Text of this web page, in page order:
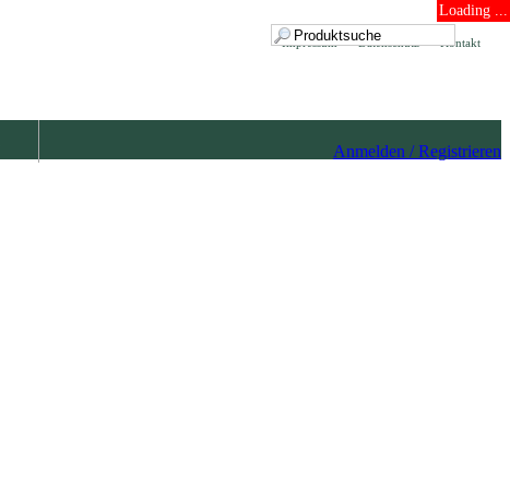
Loading ...
Kontakt
Datenschutz
Impressum
Anmelden / Registrieren